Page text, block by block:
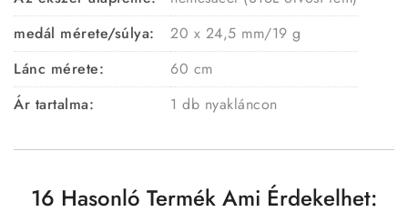
medál mérete/súlya:
20 x 24,5 mm/19 g
Lánc mérete:
60 cm
Ár tartalma:
1 db nyakláncon
16 Hasonló Termék Ami Érdekelhet: